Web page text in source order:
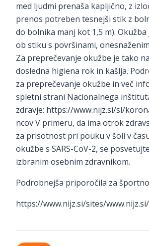
med ljudmi prenaša kapljično, z
prenos potreben tesnejši stik z
do bolnika manj kot 1,5 m).
ob stiku s površinami,
Za preprečevanje okužbe je tako
dosledna higiena rok in kašlja.
za preprečevanje okužbe in več
spletni strani Nacionalnega
zdravje: https://www.nijz.si/sl/
ncov V primeru, da ima otrok
za prisotnost pri pouku v šoli v
okužbe s SARS-CoV-2, se
izbranim osebnim zdravnikom.
Podrobnejša priporočila za
https://www.nijz.si/sites/